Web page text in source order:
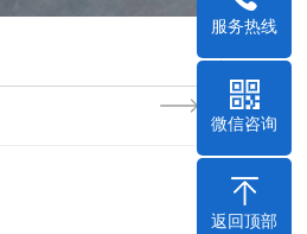
服务热线
微信咨询
返回顶部